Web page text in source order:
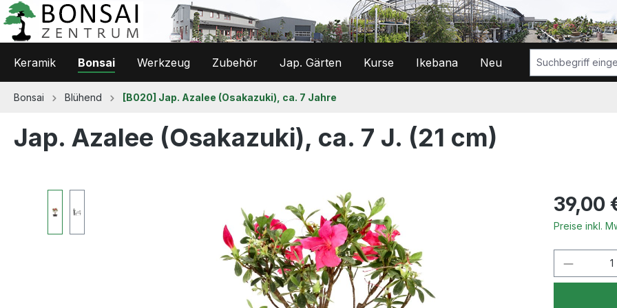
Hauptinhalt springen
Zur Suche springen
Zur Hauptnavigation springen
Keramik Bonsai Werkzeug Zubehör Jap. Gärten Kurse Ikebana Neu
Bonsai Blühend [B020] Jap. Azalee (Osakazuki), ca. 7 Jahre
Jap. Azalee (Osakazuki), ca. 7 J. (21 cm)
Regulärer
39,00
Preise inkl.